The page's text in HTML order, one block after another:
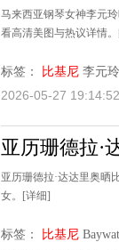
马来西亚钢琴女神李元
看高清美图与热议详情。
标签： 比基尼 李元玲
2026-05-27 19:14:52
亚历珊德拉·
亚历珊德拉·达达里奥晒
女。
[详细]
标签： 比基尼